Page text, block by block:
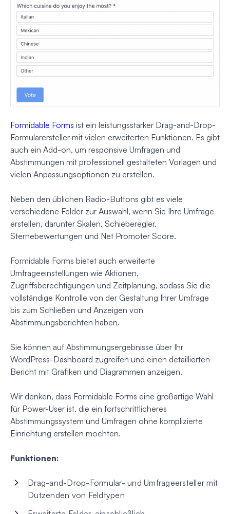
Formidable Forms ist ein leistungsstarker Drag-and-Drop-
Formularersteller mit vielen erweiterten Funktionen. Es gibt
auch ein Add-on, um responsive Umfragen und
Abstimmungen mit professionell gestalteten Vorlagen und
vielen Anpassungsoptionen zu erstellen.
Neben den üblichen Radio-Buttons gibt es viele
verschiedene Felder zur Auswahl, wenn Sie Ihre Umfrage
erstellen, darunter Skalen, Schieberegler,
Sternebewertungen und Net Promoter Score.
Formidable Forms bietet auch erweiterte
Umfrageeinstellungen wie Aktionen,
Zugriffsberechtigungen und Zeitplanung, sodass Sie die
vollständige Kontrolle von der Gestaltung Ihrer Umfrage
bis zum Schließen und Anzeigen von
Abstimmungsberichten haben.
Sie können auf Abstimmungsergebnisse über Ihr
WordPress-Dashboard zugreifen und einen detaillierten
Bericht mit Grafiken und Diagrammen anzeigen.
Wir denken, dass Formidable Forms eine großartige Wahl
für Power-User ist, die ein fortschrittlicheres
Abstimmungssystem und Umfragen ohne komplizierte
Einrichtung erstellen möchten.
Funktionen:
Drag-and-Drop-Formular- und Umfrageersteller mit
Dutzenden von Feldtypen